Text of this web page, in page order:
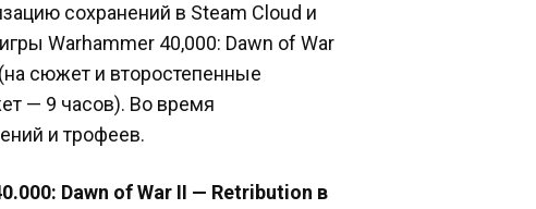
сохранений в Steam Cloud и
Warhammer 40,000: Dawn of War
сюжет и второстепенные
— 9 часов). Во время
и трофеев.
Dawn of War II — Retribution в